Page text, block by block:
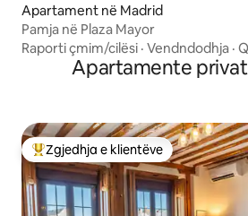
Apartament në Madrid
Pamja në Plaza Mayor
Raporti çmim/cilësi · Vendndodhja ·
Apartamente
Më të mirat e zgjedhjeve të klientëve
Zgjedhja e klientëve